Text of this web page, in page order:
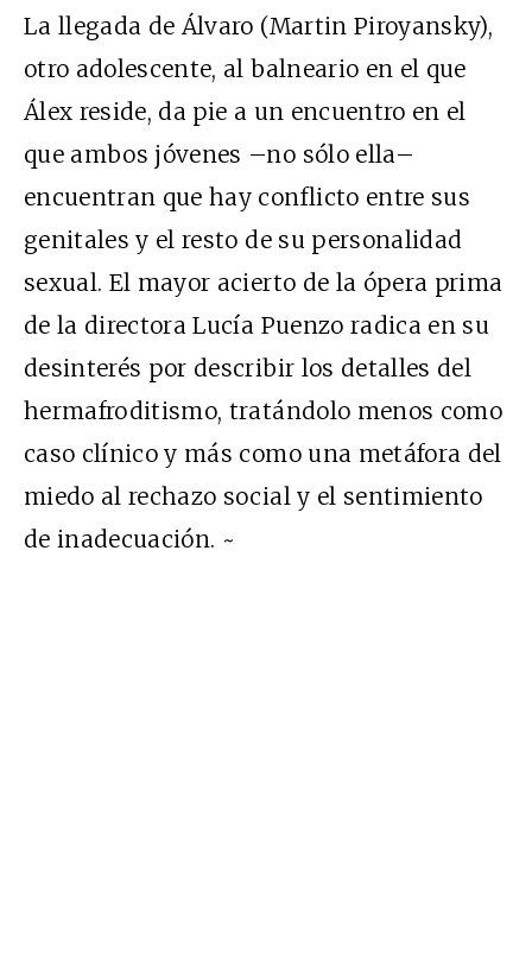
La llegada de Álvaro (Martin Piroyansky),
otro adolescente, al balneario en el que
Álex reside, da pie a un encuentro en el
que ambos jóvenes –no sólo ella–
encuentran que hay conflicto entre sus
genitales y el resto de su personalidad
sexual. El mayor acierto de la ópera prima
de la directora Lucía Puenzo radica en su
desinterés por describir los detalles del
hermafroditismo, tratándolo menos como
caso clínico y más como una metáfora del
miedo al rechazo social y el sentimiento
de inadecuación. ~